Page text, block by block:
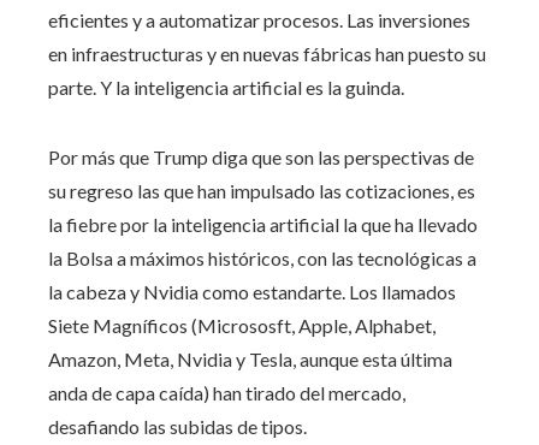
eficientes y a automatizar procesos. Las inversiones
en infraestructuras y en nuevas fábricas han puesto su
parte. Y la inteligencia artificial es la guinda.
Por más que Trump diga que son las perspectivas de
su regreso las que han impulsado las cotizaciones, es
la fiebre por la inteligencia artificial la que ha llevado
la Bolsa a máximos históricos, con las tecnológicas a
la cabeza y Nvidia como estandarte. Los llamados
Siete Magníficos (Micrososft, Apple, Alphabet,
Amazon, Meta, Nvidia y Tesla, aunque esta última
anda de capa caída) han tirado del mercado,
desafiando las subidas de tipos.